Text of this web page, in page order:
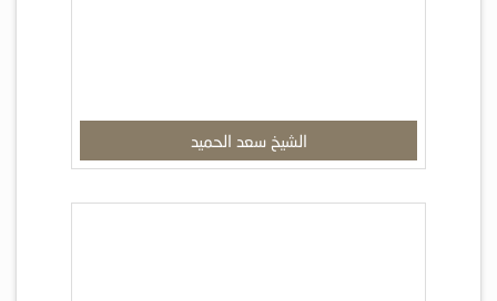
الشيخ سعد الحميد